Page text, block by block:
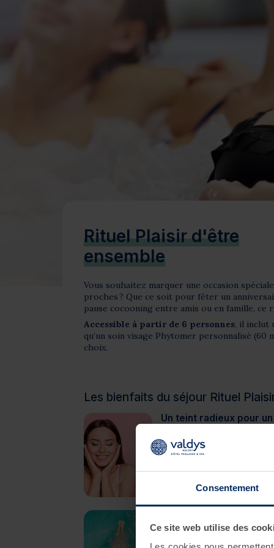
Consentement
Ce site web utilise des
Rituel Plaisir d'être
ensemble
Vous souhaitez marquer une occasion
proches ? Que ce soit pour fêter un
pause cocooning entre amis ou en famille,
Accessible à partir de 6 personnes, il inclut
qu’un soin visage Phytomer personnalisé
choix.
Les bienfaits du séjour Rituel
Un teint radieux pour
anniversaire, est conçu
des produits riches en
attentions !
Avec un accès libre au
parenthèse bien-être en